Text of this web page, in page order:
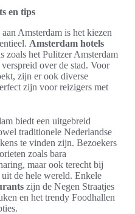
en tips
Amsterdam is het kiezen
Amsterdam hotels
zoals het Pulitzer Amsterdam
over de stad. Voor
zijn er ook diverse
zijn voor reizigers met
biedt een uitgebreid
traditionele Nederlandse
te vinden zijn. Bezoekers
zoals bara
maar ook terecht bij
uit de hele wereld. Enkele
zijn de Negen Straatjes
en het trendy Foodhallen